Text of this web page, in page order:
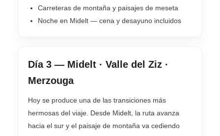
Carreteras de montaña y paisajes de meseta
Noche en Midelt — cena y desayuno incluidos
Día 3 — Midelt · Valle del Ziz ·
Merzouga
Hoy se produce una de las transiciones más
hermosas del viaje. Desde Midelt, la ruta avanza
hacia el sur y el paisaje de montaña va cediendo